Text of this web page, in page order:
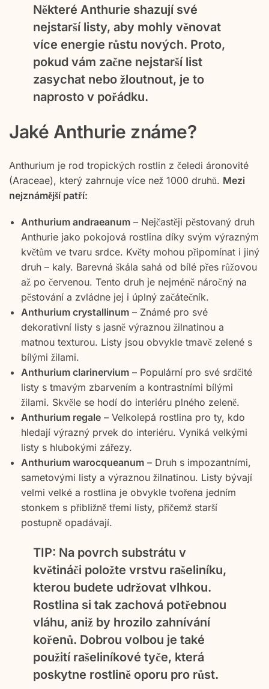
Některé Anthurie shazují své
nejstarší listy, aby mohly věnovat
více energie růstu nových. Proto,
pokud vám začne nejstarší list
zasychat nebo žloutnout, je to
naprosto v pořádku.
Jaké Anthurie známe?
Anthurium je rod tropických rostlin z čeledi áronovité
(Araceae), který zahrnuje více než 1000 druhů. Mezi
nejznámější patří:
Anthurium andraeanum – Nejčastěji pěstovaný druh
Anthurie jako pokojová rostlina díky svým výrazným
květům ve tvaru srdce. Květy mohou připomínat i jiný
druh – kaly. Barevná škála sahá od bílé přes růžovou
až po červenou. Tento druh je nejméně náročný na
pěstování a zvládne jej i úplný začátečník.
Anthurium crystallinum – Známé pro své
dekorativní listy s jasně výraznou žilnatinou a
matnou texturou. Listy jsou obvykle tmavě zelené s
bílými žilami.
Anthurium clarinervium – Populární pro své srdčité
listy s tmavým zbarvením a kontrastními bílými
žilami. Skvěle se hodí do interiéru plného zeleně.
Anthurium regale – Velkolepá rostlina pro ty, kdo
hledají výrazný prvek do interiéru. Vyniká velkými
listy s hlubokými zářezy.
Anthurium warocqueanum – Druh s impozantními,
sametovými listy a výraznou žilnatinou. Listy bývají
velmi velké a rostlina je obvykle tvořena jedním
stonkem s přibližně třemi listy, přičemž starší
postupně opadávají.
TIP: Na povrch substrátu v
květináči položte vrstvu rašeliníku,
kterou budete udržovat vlhkou.
Rostlina si tak zachová potřebnou
vláhu, aniž by hrozilo zahnívání
kořenů. Dobrou volbou je také
použití rašeliníkové tyče, která
poskytne rostlině oporu pro růst.